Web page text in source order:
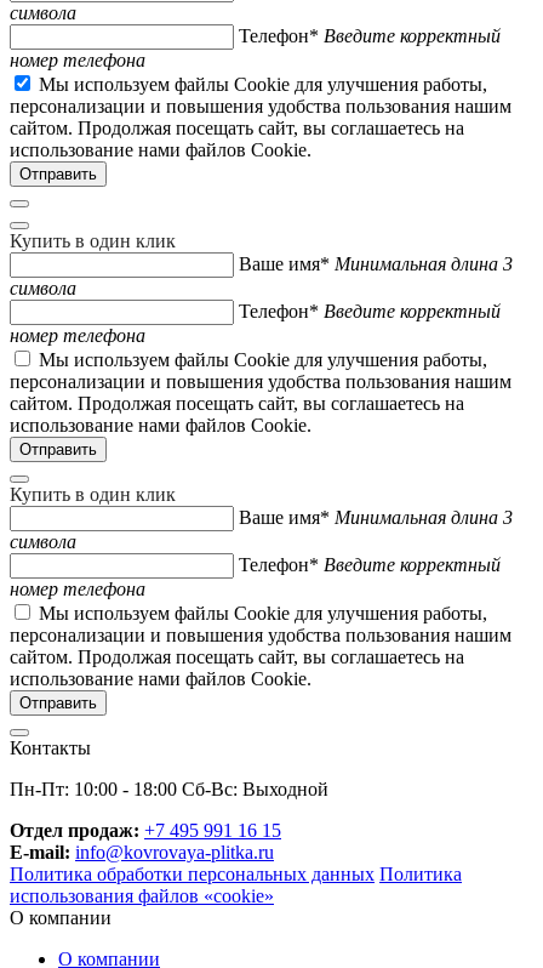
символа
Телефон* Введите корректный
номер телефона
Мы используем файлы Cookie для улучшения работы,
персонализации и повышения удобства пользования нашим
сайтом. Продолжая посещать сайт, вы соглашаетесь на
использование нами файлов Cookie.
Купить в один клик
Ваше имя* Минимальная длина 3
символа
Телефон* Введите корректный
номер телефона
Мы используем файлы Cookie для улучшения работы,
персонализации и повышения удобства пользования нашим
сайтом. Продолжая посещать сайт, вы соглашаетесь на
использование нами файлов Cookie.
Купить в один клик
Ваше имя* Минимальная длина 3
символа
Телефон* Введите корректный
номер телефона
Мы используем файлы Cookie для улучшения работы,
персонализации и повышения удобства пользования нашим
сайтом. Продолжая посещать сайт, вы соглашаетесь на
использование нами файлов Cookie.
Контакты
Пн-Пт: 10:00 - 18:00 Сб-Вс: Выходной
Отдел продаж: +7 495 991 16 15
E-mail: info@kovrovaya-plitka.ru
Политика обработки персональных данных Политика
использования файлов «cookie»
О компании
О компании